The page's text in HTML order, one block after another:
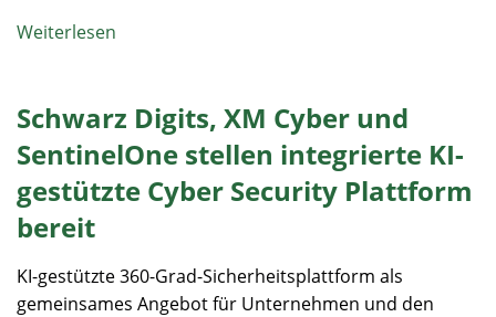
Weiterlesen
Schwarz Digits, XM Cyber und
SentinelOne stellen integrierte KI-
gestützte Cyber Security Plattform
bereit
KI-gestützte 360-Grad-Sicherheitsplattform als
gemeinsames Angebot für Unternehmen und den